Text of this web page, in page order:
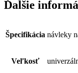
Ďalšie
Špecifikácia návleky
Veľkosť